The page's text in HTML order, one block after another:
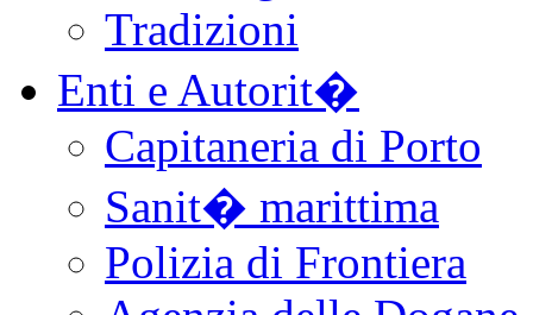
Tradizioni
Enti e Autorit�
Capitaneria di Porto
Sanit� marittima
Polizia di Frontiera